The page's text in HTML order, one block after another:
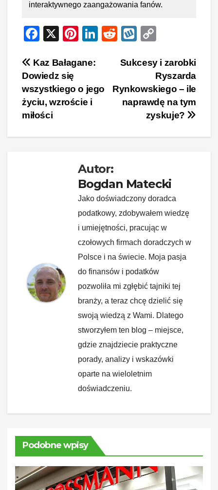
interaktywnego zaangażowania fanów.
F
c
e
b
o
k
X
Pi
er
e
st
Li
dI
R
d
t
W
o
p
y
Li
n
Nawigacja
wpisu
Sukcesy i zarobki
Ryszarda
Rynkowskiego – ile
naprawdę na tym
zyskuje?
Kaz Bałagane:
Dowiedz się
wszystkiego o jego
życiu, wzroście i
miłości
Autor:
Bogdan Matecki
Jako doświadczony doradca
podatkowy, zdobywałem wiedzę
i umiejętności, pracując w
czołowych firmach doradczych w
Polsce i na świecie. Moja pasja
do finansów i podatków
pozwoliła mi zgłębić tajniki tej
branży, a teraz chcę dzielić się
swoją wiedzą z Wami. Dlatego
stworzyłem ten blog – miejsce,
gdzie znajdziecie praktyczne
porady, analizy i wskazówki
oparte na wieloletnim
doświadczeniu.
Podobne wpisy